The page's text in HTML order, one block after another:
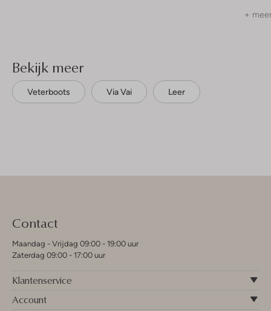
+
Bekijk meer
Veterboots Via Vai Leer
Contact
Maandag - Vrijdag 09:00 - 19:00 uur
Zaterdag 09:00 - 17:00 uur
Klantenservice
Account